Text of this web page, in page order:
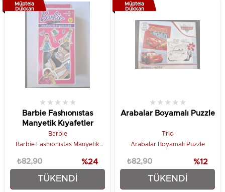
TÜKENDI
Barbie Fashıonıstas
Manyetik Kıyafetler
★ ★ ★ ★ ★
Barbie
Barbie Fashıonıstas Manyetik
₺62,90
₺82,90 %24
Müptela
Dükkan
TÜKENDI
Arabalar Boyamalı Puzzle
★ ★ ★ ★ ★
Trio
Arabalar Boyamalı Puzzle
₺72,90
₺82,90 %12
Müptela
Dükkan